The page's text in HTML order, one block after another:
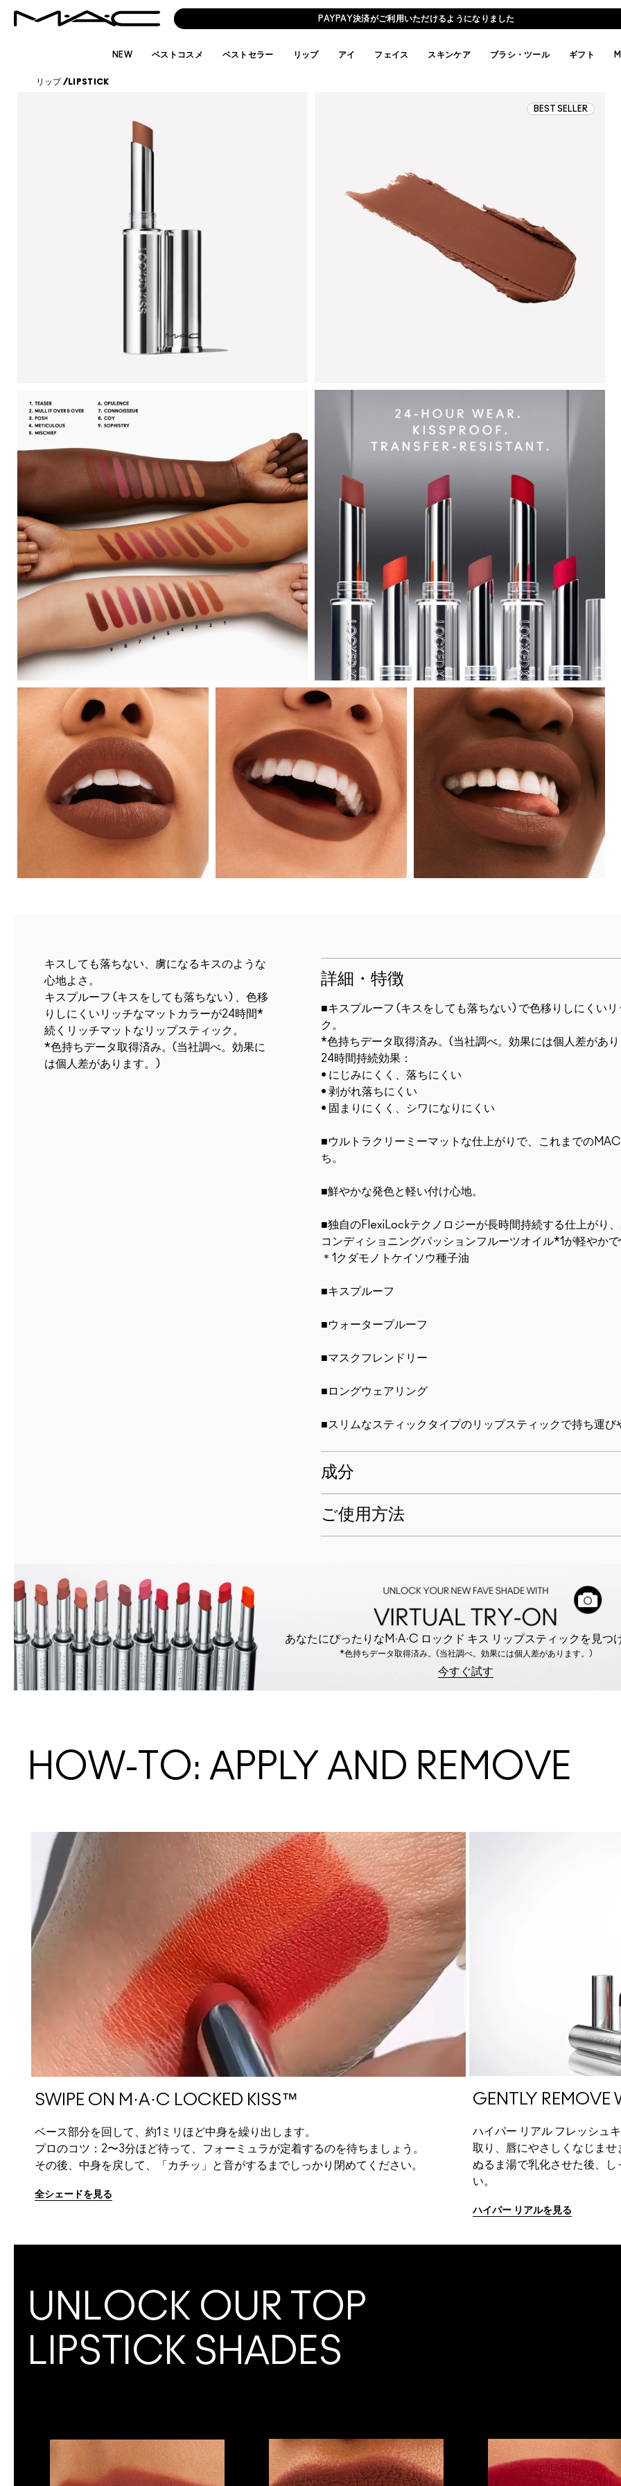
PAYPAY決済がご利用いただけるようになりました
NEW ベストコスメ ベストセラー リップ アイ フェイス スキンケア ブラシ・ツール ギフト
リップ/ LIPSTICK
BEST SELLER
キスしても落ちない、虜になるキスのような
心地よさ。
キスプルーフ (キスをしても落ちない) 、色移
りしにくいリッチなマットカラーが24時間*
続くリッチマットなリップスティック。
*色持ちデータ取得済み。(当社調べ。効果に
は個人差があります。)
詳細・特徴
■キスプルーフ (キスをしても落ちない) で色移りしにくい
ク。
*色持ちデータ取得済み。(当社調べ。効果には個人差があ
24時間持続効果：
• にじみにくく、落ちにくい
• 剥がれ落ちにくい
• 固まりにくく、シワになりにくい
■ウルトラクリーミーマットな仕上がりで、これまでの
ち。
■鮮やかな発色と軽い付け心地。
■独自のFlexiLockテクノロジーが長時間持続する仕上がり
コンディショニングパッションフルーツオイル*1が軽やか
＊1クダモノトケイソウ種子油
■キスプルーフ
■ウォータープルーフ
■マスクフレンドリー
■ロングウェアリング
■スリムなスティックタイプのリップスティックで持ち運び
成分
ご使用方法
あなたにぴったりなM·A·C ロックド キス リップスティックを見つ
*色持ちデータ取得済み。(当社調べ。効果には個人差があります。)
今すぐ試す
HOW-TO: APPLY AND REMOVE
SWIPE ON M·A·C LOCKED KISS™
ベース部分を回して、約1ミリほど中身を繰り出します。
プロのコツ：2〜3分ほど待って、フォーミュラが定着するのを待ちましょう。
その後、中身を戻して、「カチッ」と音がするまでしっかり閉めてください。
全シェードを見る
GENTLY REMOVE
ハイパー リアル フレッシュ
取り、唇にやさしくなじませ
ぬるま湯で乳化させた後、
い。
ハイパー リアルを見る
UNLOCK OUR TOP
LIPSTICK SHADES